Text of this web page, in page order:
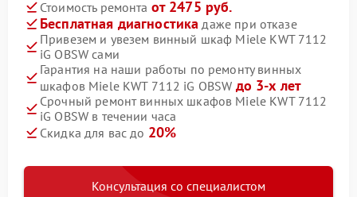
Стоимость ремонта от 2475 руб.
Бесплатная диагностика даже при отказе
Привезем и увезем винный шкаф Miele KWT 7112
iG OBSW сами
Гарантия на наши работы по ремонту винных
шкафов Miele KWT 7112 iG OBSW до 3-х лет
Срочный ремонт винных шкафов Miele KWT 7112
iG OBSW в течении часа
Скидка для вас до 20%
Консультация со специалистом